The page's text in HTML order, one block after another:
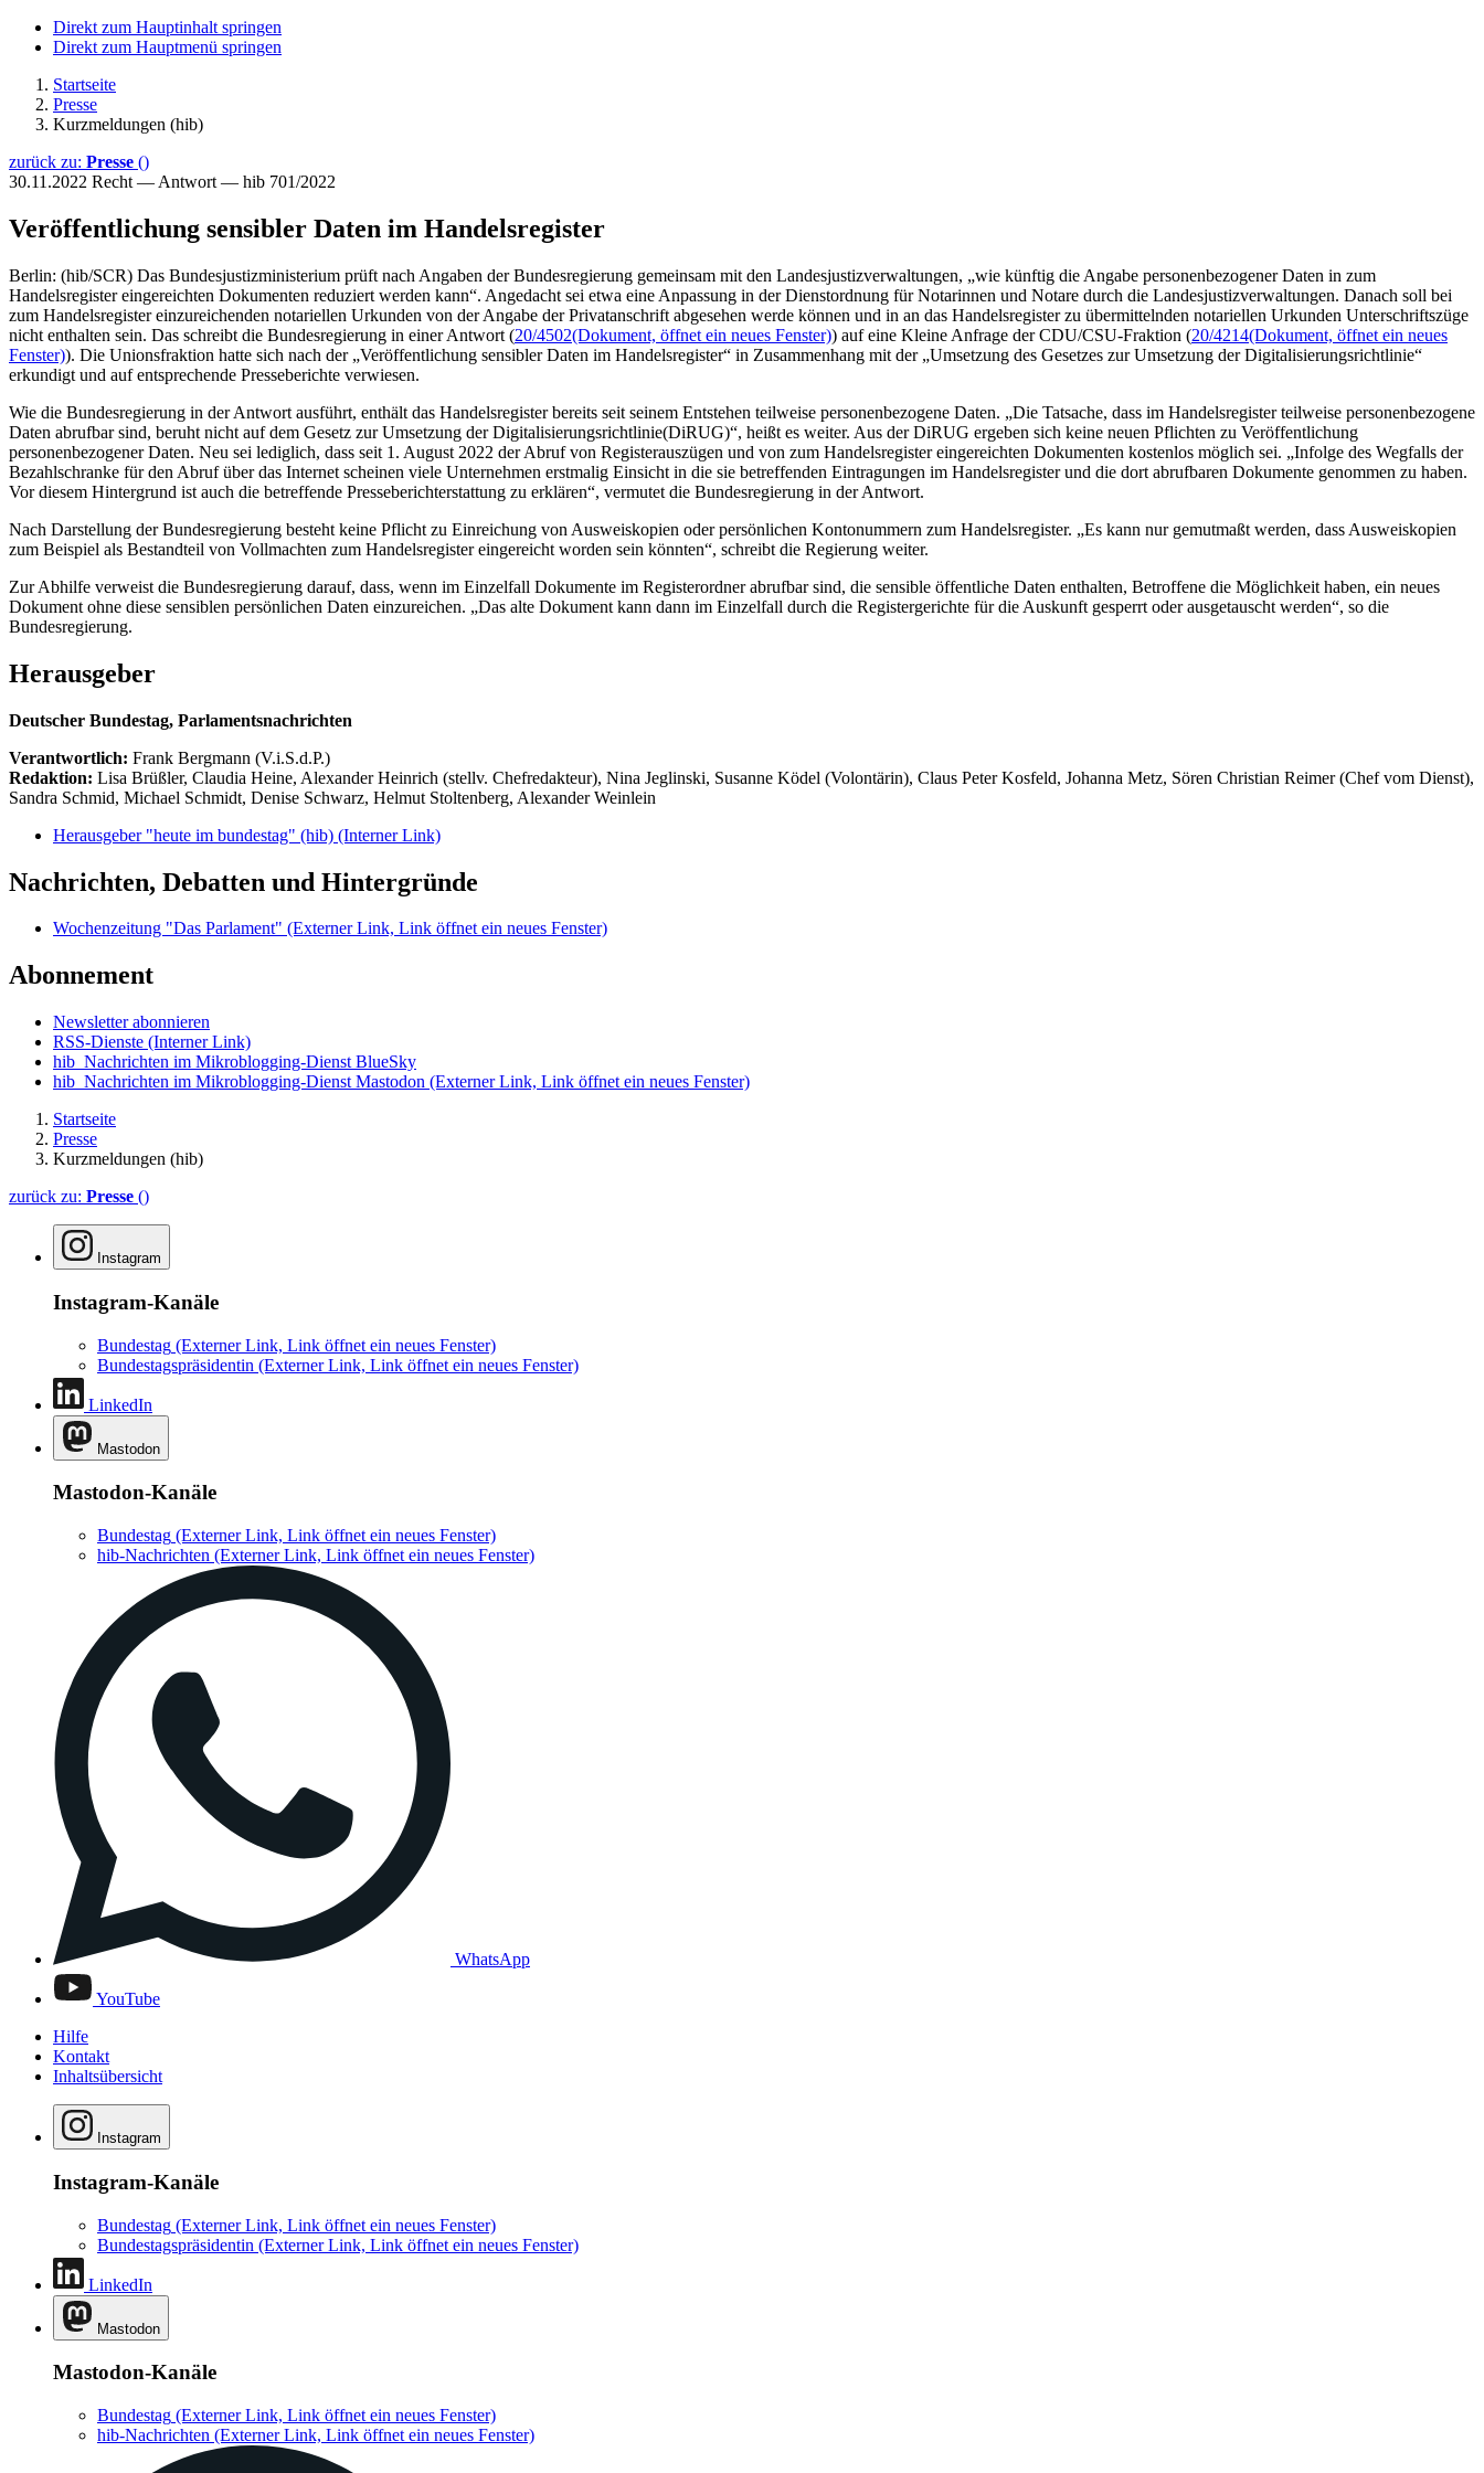
Direkt zum Hauptinhalt springen
Direkt zum Hauptmenü springen
Startseite
Presse
Kurzmeldungen (hib)
zurück zu: Presse ()
30.11.2022 Recht — Antwort — hib 701/2022
Veröffentlichung sensibler Daten im Handelsregister
Berlin: (hib/SCR) Das Bundesjustizministerium prüft nach Angaben der Bundesregierung gemeinsam mit den Landesjustizverwaltungen, „wie künftig die Angabe personenbezogener Daten in zum
Handelsregister eingereichten Dokumenten reduziert werden kann“. Angedacht sei etwa eine Anpassung in der Dienstordnung für Notarinnen und Notare durch die Landesjustizverwaltungen. Danach soll bei
zum Handelsregister einzureichenden notariellen Urkunden von der Angabe der Privatanschrift abgesehen werde können und in an das Handelsregister zu übermittelnden notariellen Urkunden Unterschriftszüge
nicht enthalten sein. Das schreibt die Bundesregierung in einer Antwort (20/4502(Dokument, öffnet ein neues Fenster)) auf eine Kleine Anfrage der CDU/CSU-Fraktion (20/4214(Dokument, öffnet ein neues
Fenster)). Die Unionsfraktion hatte sich nach der „Veröffentlichung sensibler Daten im Handelsregister“ in Zusammenhang mit der „Umsetzung des Gesetzes zur Umsetzung der Digitalisierungsrichtlinie“
erkundigt und auf entsprechende Presseberichte verwiesen.
Wie die Bundesregierung in der Antwort ausführt, enthält das Handelsregister bereits seit seinem Entstehen teilweise personenbezogene Daten. „Die Tatsache, dass im Handelsregister teilweise personenbezogene
Daten abrufbar sind, beruht nicht auf dem Gesetz zur Umsetzung der Digitalisierungsrichtlinie(DiRUG)“, heißt es weiter. Aus der DiRUG ergeben sich keine neuen Pflichten zu Veröffentlichung
personenbezogener Daten. Neu sei lediglich, dass seit 1. August 2022 der Abruf von Registerauszügen und von zum Handelsregister eingereichten Dokumenten kostenlos möglich sei. „Infolge des Wegfalls der
Bezahlschranke für den Abruf über das Internet scheinen viele Unternehmen erstmalig Einsicht in die sie betreffenden Eintragungen im Handelsregister und die dort abrufbaren Dokumente genommen zu haben.
Vor diesem Hintergrund ist auch die betreffende Presseberichterstattung zu erklären“, vermutet die Bundesregierung in der Antwort.
Nach Darstellung der Bundesregierung besteht keine Pflicht zu Einreichung von Ausweiskopien oder persönlichen Kontonummern zum Handelsregister. „Es kann nur gemutmaßt werden, dass Ausweiskopien
zum Beispiel als Bestandteil von Vollmachten zum Handelsregister eingereicht worden sein könnten“, schreibt die Regierung weiter.
Zur Abhilfe verweist die Bundesregierung darauf, dass, wenn im Einzelfall Dokumente im Registerordner abrufbar sind, die sensible öffentliche Daten enthalten, Betroffene die Möglichkeit haben, ein neues
Dokument ohne diese sensiblen persönlichen Daten einzureichen. „Das alte Dokument kann dann im Einzelfall durch die Registergerichte für die Auskunft gesperrt oder ausgetauscht werden“, so die
Bundesregierung.
Herausgeber
Deutscher Bundestag, Parlamentsnachrichten
Verantwortlich: Frank Bergmann (V.i.S.d.P.)
Redaktion: Lisa Brüßler, Claudia Heine, Alexander Heinrich (stellv. Chefredakteur), Nina Jeglinski, Susanne Ködel (Volontärin), Claus Peter Kosfeld, Johanna Metz, Sören Christian Reimer (Chef vom Dienst),
Sandra Schmid, Michael Schmidt, Denise Schwarz, Helmut Stoltenberg, Alexander Weinlein
Herausgeber "heute im bundestag" (hib) (Interner Link)
Nachrichten, Debatten und Hintergründe
Wochenzeitung "Das Parlament" (Externer Link, Link öffnet ein neues Fenster)
Abonnement
Newsletter abonnieren
RSS-Dienste (Interner Link)
hib_Nachrichten im Mikroblogging-Dienst BlueSky
hib_Nachrichten im Mikroblogging-Dienst Mastodon (Externer Link, Link öffnet ein neues Fenster)
Startseite
Presse
Kurzmeldungen (hib)
zurück zu: Presse ()
Instagram
Instagram-Kanäle
Bundestag (Externer Link, Link öffnet ein neues Fenster)
Bundestagspräsidentin (Externer Link, Link öffnet ein neues Fenster)
LinkedIn
Mastodon
Mastodon-Kanäle
Bundestag (Externer Link, Link öffnet ein neues Fenster)
hib-Nachrichten (Externer Link, Link öffnet ein neues Fenster)
WhatsApp
YouTube
Hilfe
Kontakt
Inhaltsübersicht
Instagram
Instagram-Kanäle
Bundestag (Externer Link, Link öffnet ein neues Fenster)
Bundestagspräsidentin (Externer Link, Link öffnet ein neues Fenster)
LinkedIn
Mastodon
Mastodon-Kanäle
Bundestag (Externer Link, Link öffnet ein neues Fenster)
hib-Nachrichten (Externer Link, Link öffnet ein neues Fenster)